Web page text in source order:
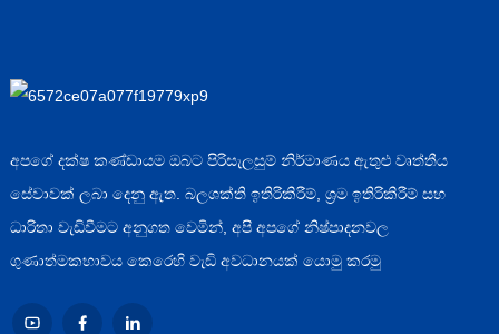
අපගේ දක්ෂ කණ්ඩායම ඔබට පිරිසැලසුම් නිර්මාණය ඇතුළු වෘත්තීය
සේවාවක් ලබා දෙනු ඇත. බලශක්ති ඉතිරිකිරීම්, ශ්‍රම ඉතිරිකිරීම් සහ
ධාරිතා වැඩිවීමට අනුගත වෙමින්, අපි අපගේ නිෂ්පාදනවල
ගුණාත්මකභාවය කෙරෙහි වැඩි අවධානයක් යොමු කරමු